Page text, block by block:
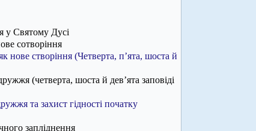
у Святому Дусі
сотворіння
нове створіння (Четверта, п’ята, шоста й
(четверта, шоста й дев’ята заповіді
та захист гідності початку
запліднення